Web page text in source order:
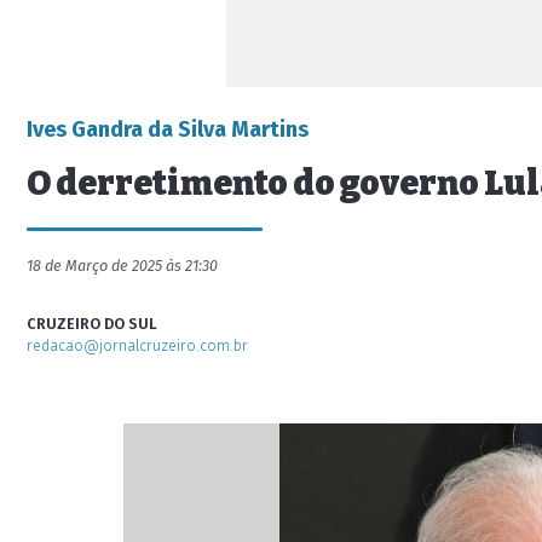
Ives Gandra da Silva Martins
O derretimento do governo
18 de Março de 2025 às 21:30
CRUZEIRO DO SUL
redacao@jornalcruzeiro.com.br